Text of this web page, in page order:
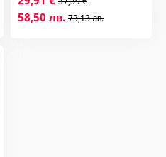
58,50 лв. 73,13 лв.